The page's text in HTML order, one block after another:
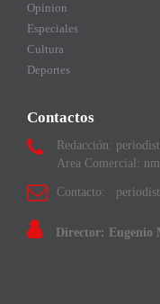
Opinion
Especiales
Cultura
Deportes
Contactos
Redacción:
Area Comercial:
Contacto:
Director: Eugenio